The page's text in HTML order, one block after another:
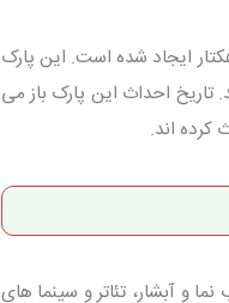
پارک مشهد به حساب می آید که در زمینی به وسعت 20 هزار هکتار ایجاد شده است. این پارک
دقیقه به صورت پیاده می باشد. تاریخ احداث این پارک باز می
و آبشار، تئاتر و سینما های